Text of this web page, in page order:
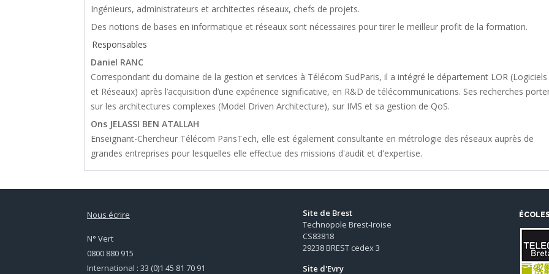
Ingénieurs, administrateurs et architectes réseaux, chefs de projets.
Des notions de bases en informatique et réseaux sont nécessaires pour tirer le meilleur profit de la formation.
Responsables
Daniel RANC
Correspondant du domaine de la gestion et services à Télécom SudParis, il a intégré le département LOR (Logiciels
et Réseaux) après l’acquisition d’une expérience significative, en R&D de télécommunications. Ses recherches
sur les architectures complexes (Model Driven Architecture), sur IMS et sa gestion de QoS.
Ons JELASSI BEN ATALLAH
Enseignant-Chercheur Télécom ParisTech, elle est également consultante en métrologie des réseaux auprès de
grandes entreprises pour lesquelles elle effectue des missions d'audit et d'expertise.
Nous écrire
N° Vert
0800 880 915
International : 33 (0)1 45 81 70 91
Site de Brest
Technopole Brest-Iroise
CS83818
29238 BREST cedex 3
Site d'Evry
ÉCOLES